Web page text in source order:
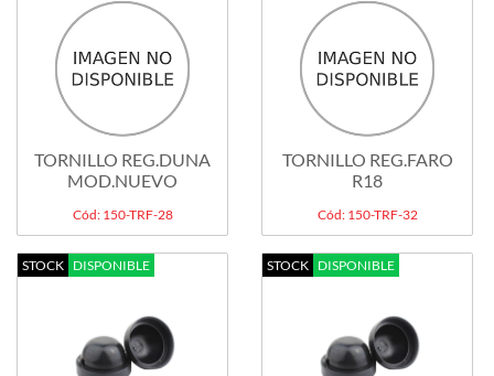
TORNILLO REG.DUNA
MOD.NUEVO
Cód: 150-TRF-28
TORNILLO REG.FARO
R18
Cód: 150-TRF-32
STOCK DISPONIBLE STOCK DISPONIBLE